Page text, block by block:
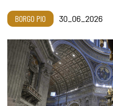
BORGO PIO 30_06_2026